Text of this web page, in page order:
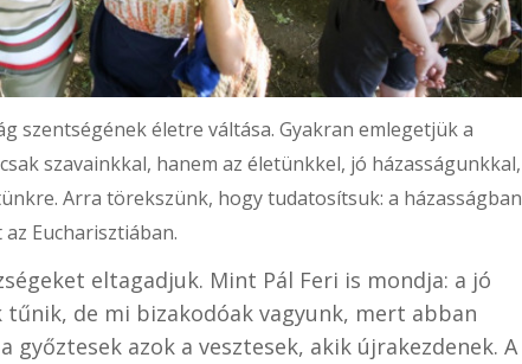
szentségének életre váltása. Gyakran emlegetjük a
szavainkkal, hanem az életünkkel, jó házasságunkkal,
Arra törekszünk, hogy tudatosítsuk: a házasságban
Eucharisztiában.
eltagadjuk. Mint Pál Feri is mondja: a jó
de mi bizakodóak vagyunk, mert abban
azok a vesztesek, akik újrakezdenek. A